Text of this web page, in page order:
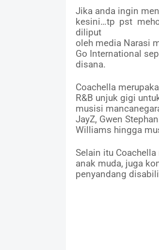
Jika anda ingin
kesini…tp pst
diliput
oleh media Narasi
Go International
disana.
Coachella
R&B unjuk gigi
musisi
JayZ, Gwen
Williams hingga
Selain itu
anak muda, juga
penyandang